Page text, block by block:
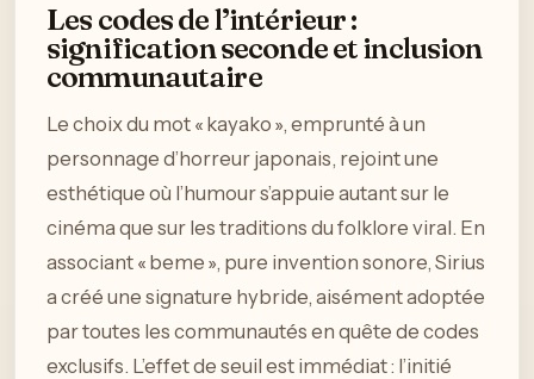
Les codes de l’intérieur :
signification seconde et inclusion
communautaire
Le choix du mot « kayako », emprunté à un
personnage d’horreur japonais, rejoint une
esthétique où l’humour s’appuie autant sur le
cinéma que sur les traditions du folklore viral. En
associant « beme », pure invention sonore, Sirius
a créé une signature hybride, aisément adoptée
par toutes les communautés en quête de codes
exclusifs. L’effet de seuil est immédiat : l’initié